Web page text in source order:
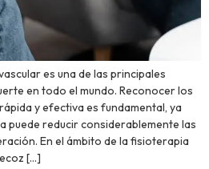
es una de las principales
en todo el mundo. Reconocer los
y efectiva es fundamental, ya
puede reducir considerablemente las
En el ámbito de la fisioterapia
[…]